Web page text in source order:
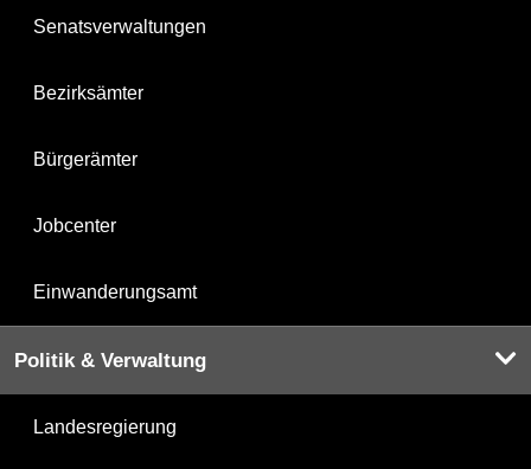
Senatsverwaltungen
Bezirksämter
Bürgerämter
Jobcenter
Einwanderungsamt
Politik & Verwaltung
Landesregierung